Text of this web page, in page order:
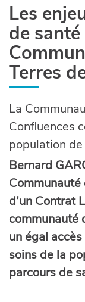
Les
de
Terres
La
Confluences
population
Bernard
Communauté
d’un Contrat
communauté
un égal
soins de la
parcours de